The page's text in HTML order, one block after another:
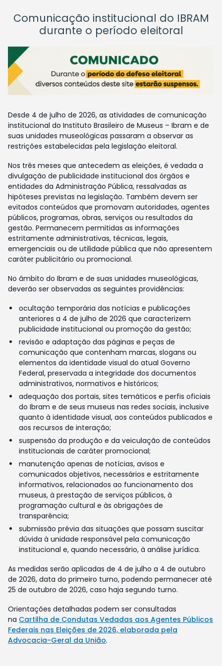
Comunicação institucional do IBRAM
durante o período eleitoral
Desde 4 de julho de 2026, as atividades de comunicação
institucional do Instituto Brasileiro de Museus – Ibram e de
suas unidades museológicas passaram a observar as
restrições estabelecidas pela legislação eleitoral.
Nos três meses que antecedem as eleições, é vedada a
divulgação de publicidade institucional dos órgãos e
entidades da Administração Pública, ressalvadas as
hipóteses previstas na legislação. Também devem ser
evitados conteúdos que promovam autoridades, agentes
públicos, programas, obras, serviços ou resultados da
gestão. Permanecem permitidas as informações
estritamente administrativas, técnicas, legais,
emergenciais ou de utilidade pública que não apresentem
caráter publicitário ou promocional.
No âmbito do Ibram e de suas unidades museológicas,
deverão ser observadas as seguintes providências:
ocultação temporária das notícias e publicações
anteriores a 4 de julho de 2026 que caracterizem
publicidade institucional ou promoção da gestão;
revisão e adaptação das páginas e peças de
comunicação que contenham marcas, slogans ou
elementos da identidade visual do atual Governo
Federal, preservada a integridade dos documentos
administrativos, normativos e históricos;
adequação dos portais, sites temáticos e perfis oficiais
do Ibram e de seus museus nas redes sociais, inclusive
quanto à identidade visual, aos conteúdos publicados e
aos recursos de interação;
suspensão da produção e da veiculação de conteúdos
institucionais de caráter promocional;
manutenção apenas de notícias, avisos e
comunicados objetivos, necessários e estritamente
informativos, relacionados ao funcionamento dos
museus, à prestação de serviços públicos, à
programação cultural e às obrigações de
transparência;
submissão prévia das situações que possam suscitar
dúvida à unidade responsável pela comunicação
institucional e, quando necessário, à análise jurídica.
As medidas serão aplicadas de 4 de julho a 4 de outubro
de 2026, data do primeiro turno, podendo permanecer até
25 de outubro de 2026, caso haja segundo turno.
Orientações detalhadas podem ser consultadas
na Cartilha de Condutas Vedadas aos Agentes Públicos
Federais nas Eleições de 2026, elaborada pela
Advocacia-Geral da União.